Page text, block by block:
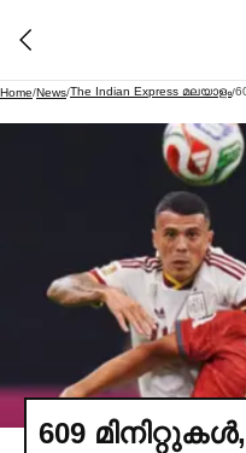
Home/News/The Indian Express മലയാളം/
609